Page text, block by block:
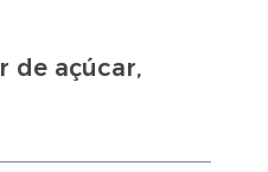
de açúcar,